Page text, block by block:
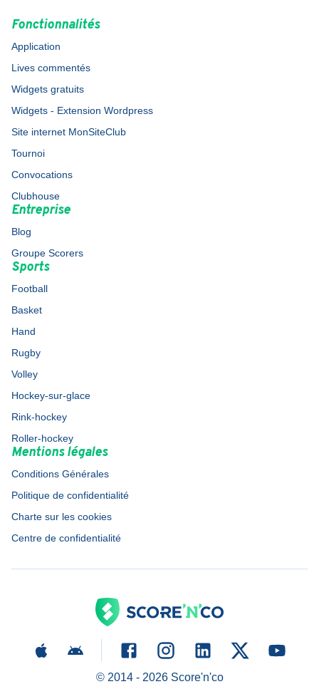
Fonctionnalités
Application
Lives commentés
Widgets gratuits
Widgets - Extension Wordpress
Site internet MonSiteClub
Tournoi
Convocations
Clubhouse
Entreprise
Blog
Groupe Scorers
Sports
Football
Basket
Hand
Rugby
Volley
Hockey-sur-glace
Rink-hockey
Roller-hockey
Mentions légales
Conditions Générales
Politique de confidentialité
Charte sur les cookies
Centre de confidentialité
© 2014 - 2026Score'n'co